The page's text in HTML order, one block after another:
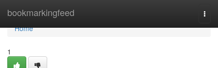
bookmarkingfeed
Home
Home
1